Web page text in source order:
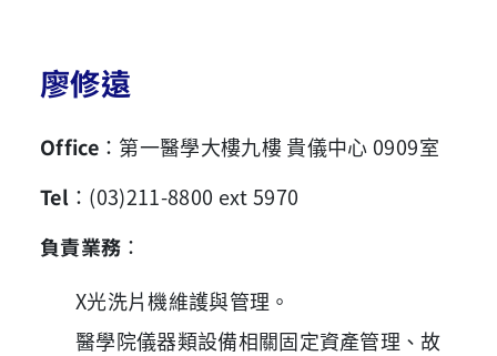
廖修遠
Office ：第一醫學大樓九樓 貴儀中心 0909室
Tel ：(03)211-8800 ext 5970
負責業務 ：
X光洗片機維護與管理。
醫學院儀器類設備相關固定資產管理、故